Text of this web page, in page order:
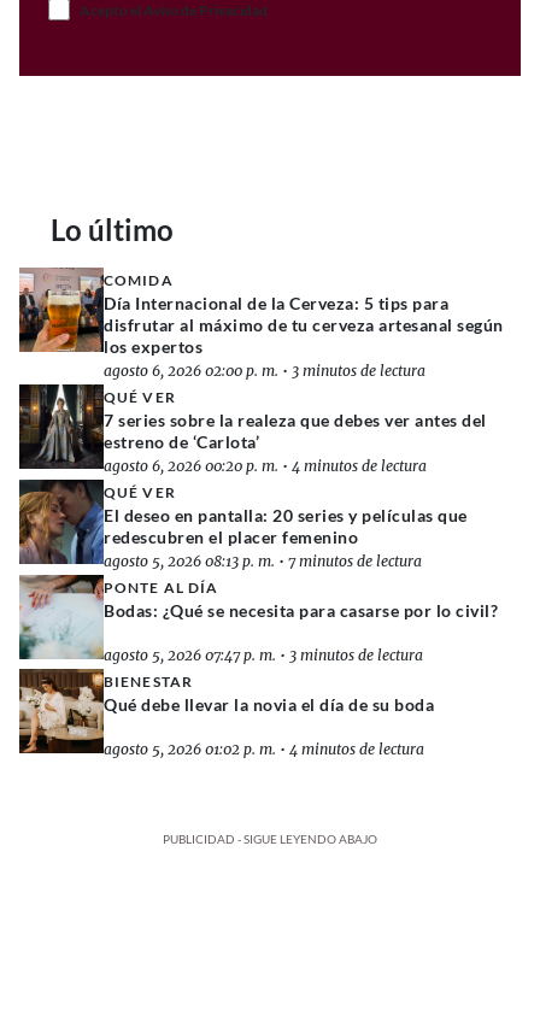
Acepto el Aviso de Privacidad
Lo último
COMIDA
Día Internacional de la Cerveza: 5 tips para
disfrutar al máximo de tu cerveza artesanal según
los expertos
agosto 6, 2026 02:00 p. m. • 3 minutos de lectura
QUÉ VER
7 series sobre la realeza que debes ver antes del
estreno de ‘Carlota’
agosto 6, 2026 00:20 p. m. • 4 minutos de lectura
QUÉ VER
El deseo en pantalla: 20 series y películas que
redescubren el placer femenino
agosto 5, 2026 08:13 p. m. • 7 minutos de lectura
PONTE AL DÍA
Bodas: ¿Qué se necesita para casarse por lo civil?
agosto 5, 2026 07:47 p. m. • 3 minutos de lectura
BIENESTAR
Qué debe llevar la novia el día de su boda
agosto 5, 2026 01:02 p. m. • 4 minutos de lectura
PUBLICIDAD - SIGUE LEYENDO ABAJO